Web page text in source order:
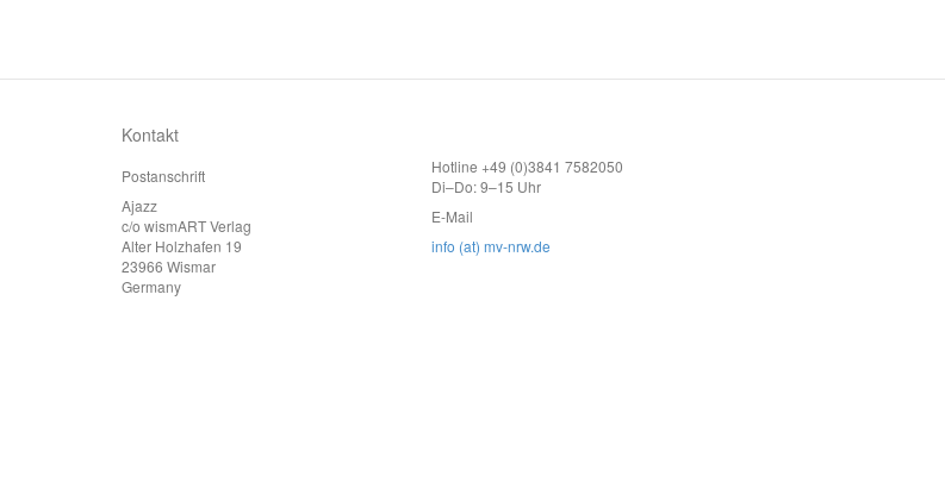
Kontakt
Postanschrift
Ajazz
c/o wismART Verlag
Alter Holzhafen 19
23966 Wismar
Germany
Hotline +49 (0)3841 7582050
Di–Do: 9–15 Uhr
E-Mail
info (at) mv-nrw.de